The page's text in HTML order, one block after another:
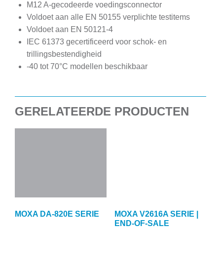
M12 A-gecodeerde voedingsconnector
Voldoet aan alle EN 50155 verplichte testitems
Voldoet aan EN 50121-4
IEC 61373 gecertificeerd voor schok- en
trillingsbestendigheid
-40 tot 70°C modellen beschikbaar
GERELATEERDE PRODUCTEN
MOXA DA-820E SERIE
MOXA V2616A SERIE |
END-OF-SALE